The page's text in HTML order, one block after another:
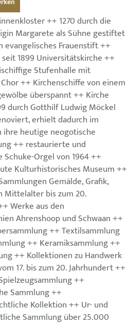
++ 1270 durch die
Margarete als Sühne gestiftet
evangelisches Frauenstift ++
1899 Universitätskirche ++
Stufenhalle mit
++ Kirchenschiffe von einem
überspannt ++ Kirche
durch Gotthilf Ludwig Möckel
erhielt dadurch im
ihre heutige neogotische
++ restaurierte und
Orgel von 1964 ++
Kulturhistorisches Museum ++
Gemälde, Grafik,
Mittelalter bis zum 20.
Werke aus den
Ahrenshoop und Schwaan ++
++ Textilsammlung
++ Keramiksammlung ++
++ Kollektionen zu Handwerk
17. bis zum 20. Jahrhundert ++
++
Sammlung ++
Kollektion ++ Ur- und
Sammlung über 25.000